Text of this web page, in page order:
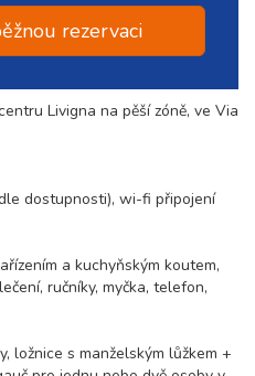
rezervaci
Livigna na pěší zóně, ve Via
dostupnosti), wi-fi připojení
a kuchyňským koutem,
ručníky, myčka, telefon,
ložnice s manželským lůžkem +